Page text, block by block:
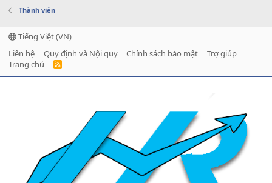
Thành viên
Tiếng Việt (VN)
Liên hệ
Quy định và Nội quy Chính sách bảo mật
Trợ giúp
Trang chủ
R